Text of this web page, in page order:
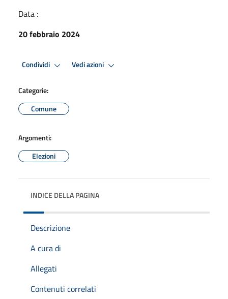
Data :
20 febbraio 2024
Condividi Vedi azioni
Categorie:
Comune
Argomenti:
Elezioni
INDICE DELLA PAGINA
Descrizione
A cura di
Allegati
Contenuti correlati